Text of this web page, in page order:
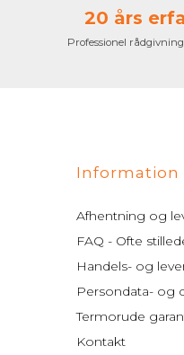
20 års
Professionel rådgivning
Information
Afhentning og
FAQ - Ofte
Handels- og
Persondata- og
Termorude
Kontakt